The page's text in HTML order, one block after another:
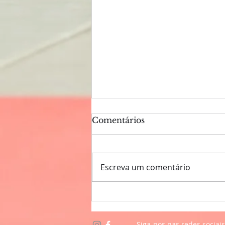
Comentários
Escreva um comentário